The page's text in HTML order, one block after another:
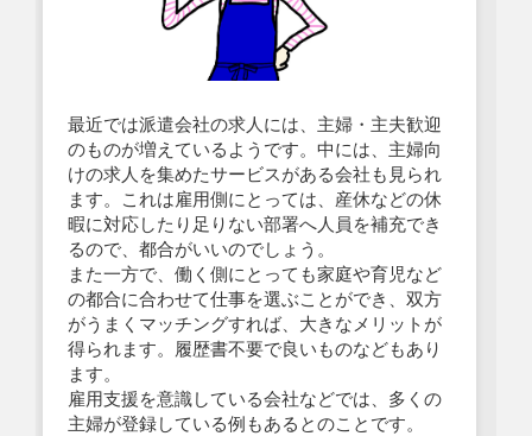
最近では派遣会社の求人には、主婦・主夫歓迎
のものが増えているようです。中には、主婦向
けの求人を集めたサービスがある会社も見られ
ます。これは雇用側にとっては、産休などの休
暇に対応したり足りない部署へ人員を補充でき
るので、都合がいいのでしょう。
また一方で、働く側にとっても家庭や育児など
の都合に合わせて仕事を選ぶことができ、双方
がうまくマッチングすれば、大きなメリットが
得られます。履歴書不要で良いものなどもあり
ます。
雇用支援を意識している会社などでは、多くの
主婦が登録している例もあるとのことです。